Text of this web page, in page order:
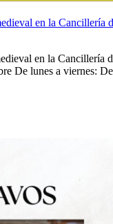
en la Cancillería
en la Cancillería
De lunes a viernes: De